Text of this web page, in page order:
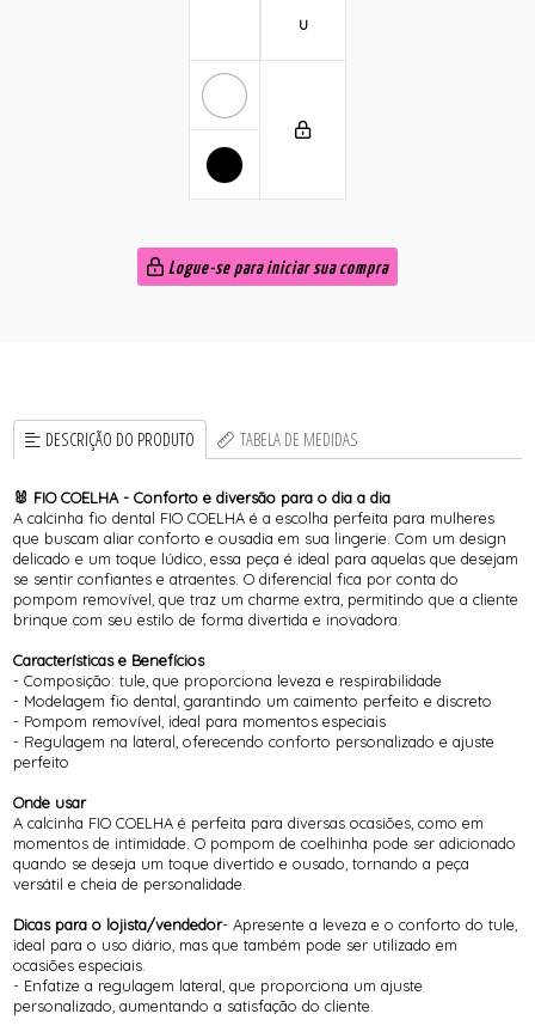
U
Logue-se para iniciar sua compra
DESCRIÇÃO DO PRODUTO TABELA DE MEDIDAS
🐰 FIO COELHA - Conforto e diversão para o dia a dia
A calcinha fio dental FIO COELHA é a escolha perfeita para mulheres
que buscam aliar conforto e ousadia em sua lingerie. Com um design
delicado e um toque lúdico, essa peça é ideal para aquelas que desejam
se sentir confiantes e atraentes. O diferencial fica por conta do
pompom removível, que traz um charme extra, permitindo que a cliente
brinque com seu estilo de forma divertida e inovadora.
Características e Benefícios
- Composição: tule, que proporciona leveza e respirabilidade
- Modelagem fio dental, garantindo um caimento perfeito e discreto
- Pompom removível, ideal para momentos especiais
- Regulagem na lateral, oferecendo conforto personalizado e ajuste
perfeito
Onde usar
A calcinha FIO COELHA é perfeita para diversas ocasiões, como em
momentos de intimidade. O pompom de coelhinha pode ser adicionado
quando se deseja um toque divertido e ousado, tornando a peça
versátil e cheia de personalidade.
Dicas para o lojista/vendedor- Apresente a leveza e o conforto do tule,
ideal para o uso diário, mas que também pode ser utilizado em
ocasiões especiais.
- Enfatize a regulagem lateral, que proporciona um ajuste
personalizado, aumentando a satisfação do cliente.